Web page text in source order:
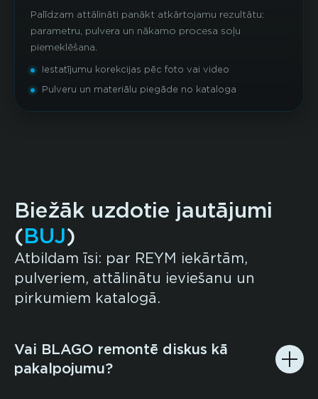
Palīdzam attālināti panākt atkārtojamu rezultātu:
parametru, pulvera un nākamo procesa soļu
piemeklēšana.
Iestatījumu korekcijas pēc foto vai video
Pulveru un materiālu piegāde no kataloga
Biežāk uzdotie jautājumi
(BUJ)
Atbildam īsi: par REYM iekārtām,
pulveriem, attālinātu ieviešanu un
pirkumiem katalogā.
Vai BLAGO remontē diskus kā
pakalpojumu?